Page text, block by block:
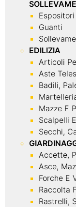
Espositori
Guanti
EDILIZIA
Articoli
Aste
Badili,
Mazze E
Scalpelli
Secchi,
Accette,
Asce,
Forche E
Raccolta
Rastrelli,